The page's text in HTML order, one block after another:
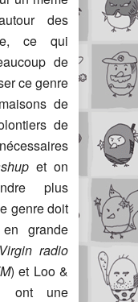
des
ce qui
de
ce genre
de
de
et on
plus
genre doit
grande
Virgin radio
) et Loo &
ont une